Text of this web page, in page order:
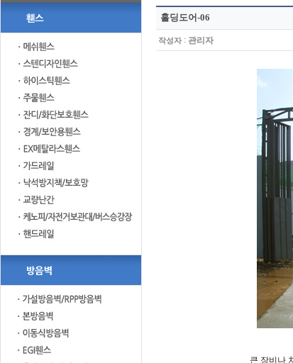
홀딩도어-06
작성자 : 관리자
큰 장비나